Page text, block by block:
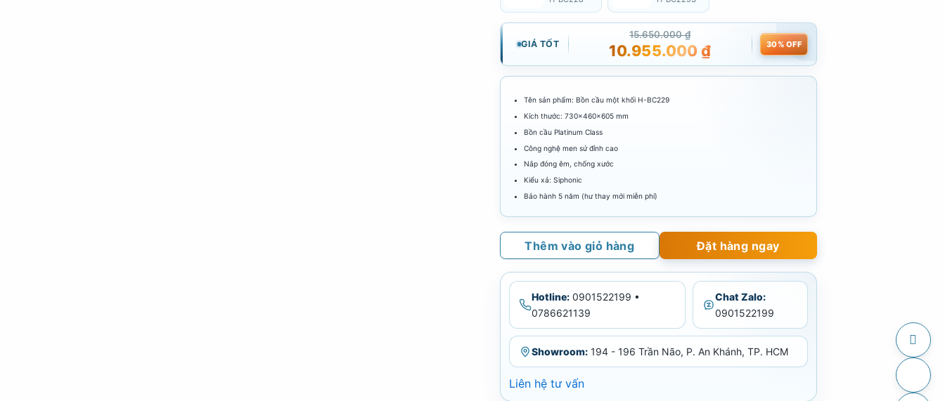
BC228
BC229S
GIÁ TỐT
15.650.000₫
10.955.000₫ 30% OFF
Tên sản phẩm: Bồn cầu một khối H-BC229
Kích thước: 730x460x605 mm
Bồn cầu Platinum Class
Công nghệ men sứ đỉnh cao
Nắp đóng êm, chống xước
Kiểu xả: Siphonic
Bảo hành 5 năm (hư thay mới miễn phí)
Thêm vào giỏ hàng Đặt hàng ngay
Hotline: 0901522199 •
0786621139
Chat Zalo:
0901522199
Showroom: 194 - 196 Trần Não, P. An Khánh, TP. HCM
Liên hệ tư vấn